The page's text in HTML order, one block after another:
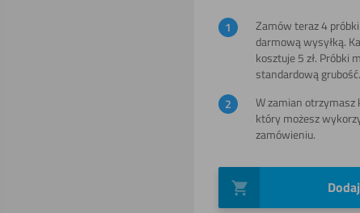
Gięcia (na
zimno)
Spawania
Zamów teraz 4 próbki
darmową wysyłką.
kosztuje 5 zł. Próbki
standardową grubość.
W zamian otrzymasz
który możesz
zamówieniu.